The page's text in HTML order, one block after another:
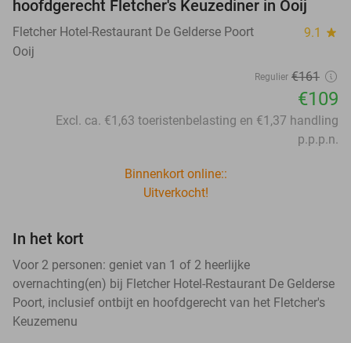
hoofdgerecht Fletcher's Keuzediner in Ooij
Fletcher Hotel-Restaurant De Gelderse Poort 9.1 star
Ooij
Regulier €161
€109
Excl. ca. €1,63 toeristenbelasting en €1,37 handling
p.p.p.n.
Binnenkort online::
Uitverkocht!
In het kort
Voor 2 personen: geniet van 1 of 2 heerlijke
overnachting(en) bij Fletcher Hotel-Restaurant De Gelderse
Poort, inclusief ontbijt en hoofdgerecht van het Fletcher's
Keuzemenu